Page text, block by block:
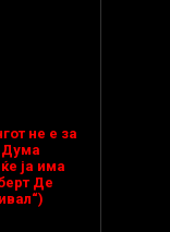
не е за
Дума
ја има
Де